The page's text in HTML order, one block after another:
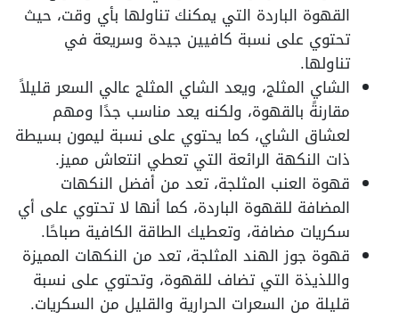
القهوة الباردة التي يمكنك تناولها بأي وقت، حيث
تحتوي على نسبة كافيين جيدة وسريعة في
تناولها.
الشاي المثلج، ويعد الشاي المثلج عالي السعر قليلاً
مقارنةً بالقهوة، ولكنه يعد مناسب جدًا ومهم
لعشاق الشاي، كما يحتوي على نسبة ليمون بسيطة
ذات النكهة الرائعة التي تعطي انتعاش مميز.
قهوة العنب المثلجة، تعد من أفضل النكهات
المضافة للقهوة الباردة، كما أنها لا تحتوي على أي
سكريات مضافة، وتعطيك الطاقة الكافية صباحًا.
قهوة جوز الهند المثلجة، تعد من النكهات المميزة
واللذيذة التي تضاف للقهوة، وتحتوي على نسبة
قليلة من السعرات الحرارية والقليل من السكريات.